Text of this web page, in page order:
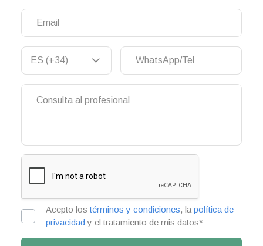
Acepto lostérminos y condiciones, la política de
privacidad y el tratamiento de mis datos*